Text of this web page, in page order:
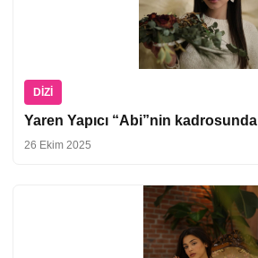
DIZI
Yaren Yapıcı “Abi”nin kadrosunda
26 Ekim 2025